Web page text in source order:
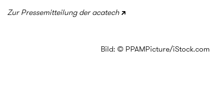
Zur Pressemitteilung der acatech
Bild: © PPAMPicture/iStock.com